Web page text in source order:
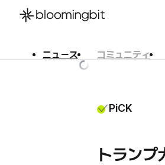
ニュース コミュニティ
PiCK
トランプ